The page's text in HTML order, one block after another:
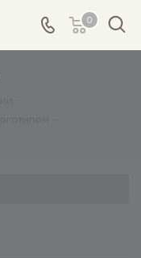
0